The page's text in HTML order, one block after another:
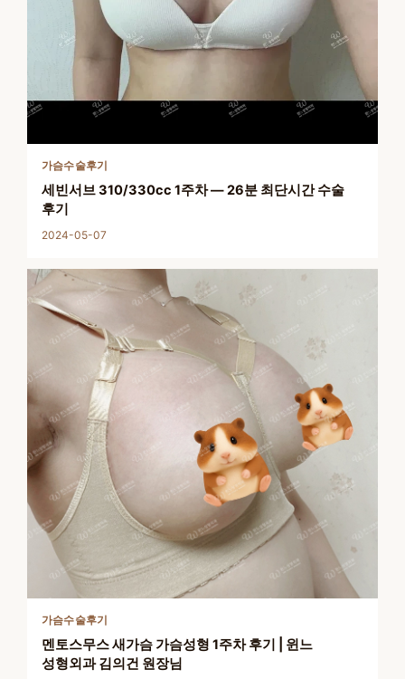
가슴수술후기
세빈서브 310/330cc 1주차 — 26분 최단시간 수술
후기
2024-05-07
가슴수술후기
멘토스무스 새가슴 가슴성형 1주차 후기 | 윈느
성형외과 김의건 원장님